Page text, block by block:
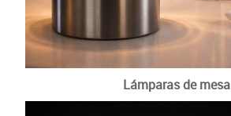
Lámparas de mesa